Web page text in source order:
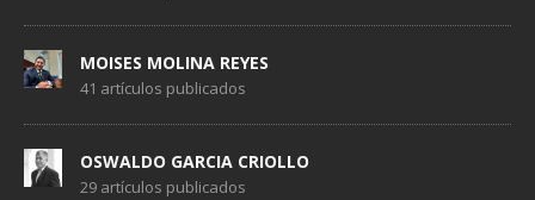
MOISES MOLINA REYES
41 artículos publicados
OSWALDO GARCIA CRIOLLO
29 artículos publicados